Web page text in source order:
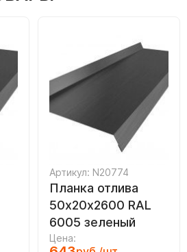
Артикул: N20774
Планка отлива
50х20х2600 RAL
6005 зеленый
Цена: